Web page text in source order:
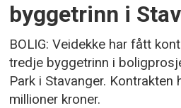
byggetrinn i
BOLIG: Veidekke har fått
tredje byggetrinn i
Park i Stavanger. Kontrakten
millioner kroner.